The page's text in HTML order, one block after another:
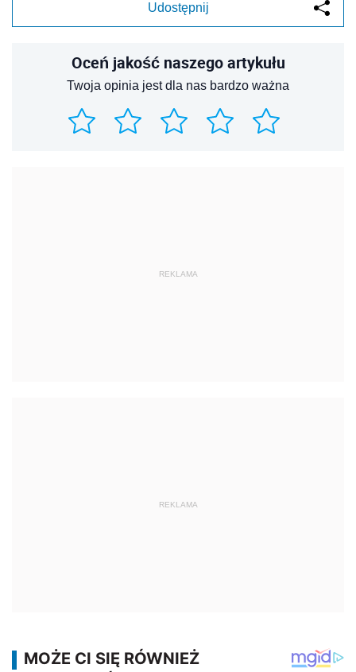
Udostępnij
Oceń jakość naszego artykułu
Twoja opinia jest dla nas bardzo ważna
REKLAMA
REKLAMA